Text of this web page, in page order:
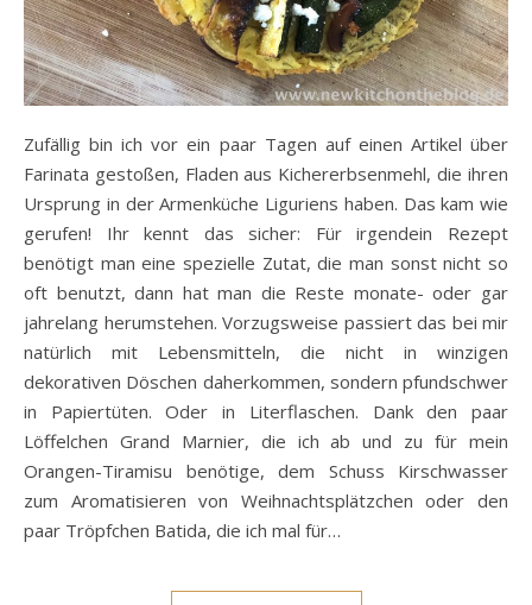
Zufällig bin ich vor ein paar Tagen auf einen Artikel über
Farinata gestoßen, Fladen aus Kichererbsenmehl, die ihren
Ursprung in der Armenküche Liguriens haben. Das kam wie
gerufen! Ihr kennt das sicher: Für irgendein Rezept
benötigt man eine spezielle Zutat, die man sonst nicht so
oft benutzt, dann hat man die Reste monate- oder gar
jahrelang herumstehen. Vorzugsweise passiert das bei mir
natürlich mit Lebensmitteln, die nicht in winzigen
dekorativen Döschen daherkommen, sondern pfundschwer
in Papiertüten. Oder in Literflaschen. Dank den paar
Löffelchen Grand Marnier, die ich ab und zu für mein
Orangen-Tiramisu benötige, dem Schuss Kirschwasser
zum Aromatisieren von Weihnachtsplätzchen oder den
paar Tröpfchen Batida, die ich mal für…